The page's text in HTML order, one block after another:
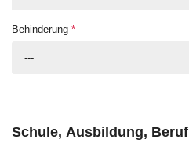
Behinderung *
---
Schule, Ausbildung, Beruf